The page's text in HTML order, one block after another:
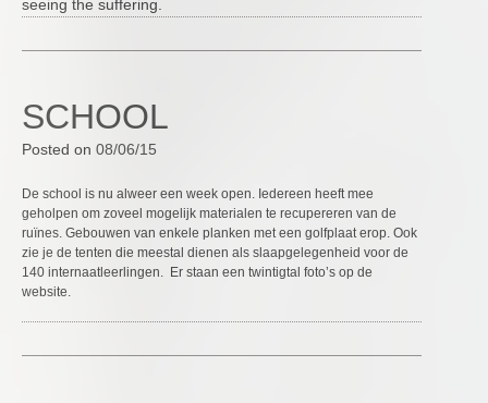
seeing the suffering.
SCHOOL
Posted on 08/06/15
De school is nu alweer een week open. Iedereen heeft mee
geholpen om zoveel mogelijk materialen te recupereren van de
ruïnes. Gebouwen van enkele planken met een golfplaat erop. Ook
zie je de tenten die meestal dienen als slaapgelegenheid voor de
140 internaatleerlingen. Er staan een twintigtal foto’s op de
website.